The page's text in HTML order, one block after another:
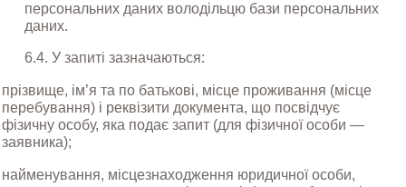
персональних даних володільцю бази персональних
даних.
6.4. У запиті зазначаються:
прізвище, ім’я та по батькові, місце проживання (місце
перебування) і реквізити документа, що посвідчує
фізичну особу, яка подає запит (для фізичної особи —
заявника);
найменування, місцезнаходження юридичної особи,